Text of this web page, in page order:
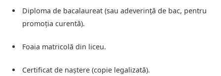
Diploma de bacalaureat (sau adeverință de bac, pentru
promoția curentă).
Foaia matricolă din liceu.
Certificat de naștere (copie legalizată).